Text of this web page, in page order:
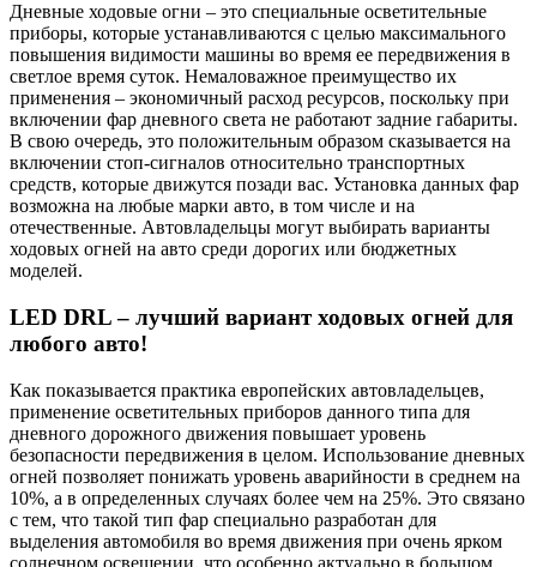
Дневные ходовые огни – это специальные осветительные
приборы, которые устанавливаются с целью максимального
повышения видимости машины во время ее передвижения в
светлое время суток. Немаловажное преимущество их
применения – экономичный расход ресурсов, поскольку при
включении фар дневного света не работают задние габариты.
В свою очередь, это положительным образом сказывается на
включении стоп-сигналов относительно транспортных
средств, которые движутся позади вас. Установка данных фар
возможна на любые марки авто, в том числе и на
отечественные. Автовладельцы могут выбирать варианты
ходовых огней на авто среди дорогих или бюджетных
моделей.
LED DRL – лучший вариант ходовых огней для
любого авто!
Как показывается практика европейских автовладельцев,
применение осветительных приборов данного типа для
дневного дорожного движения повышает уровень
безопасности передвижения в целом. Использование дневных
огней позволяет понижать уровень аварийности в среднем на
10%, а в определенных случаях более чем на 25%. Это связано
с тем, что такой тип фар специально разработан для
выделения автомобиля во время движения при очень ярком
солнечном освещении, что особенно актуально в большом